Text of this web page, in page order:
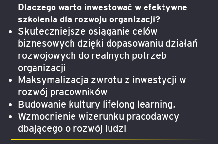
Dlaczego warto inwestować w efektywne
szkolenia dla rozwoju organizacji?
Skuteczniejsze osiąganie celów
biznesowych dzięki dopasowaniu działań
rozwojowych do realnych potrzeb
organizacji
Maksymalizacja zwrotu z inwestycji w
rozwój pracowników
Budowanie kultury lifelong learning,
Wzmocnienie wizerunku pracodawcy
dbającego o rozwój ludzi